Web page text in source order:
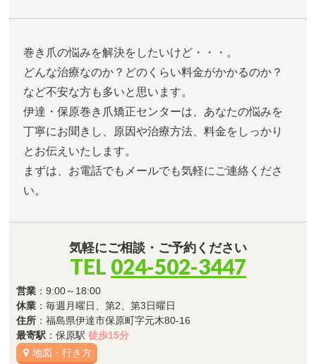
巻き爪の悩みを解決をしたいけど・・・。
どんな治療なのか？どのくらい料金がかかるのか？
など不安な方も多いと思います。
伊達・保原巻き爪矯正センターは、あなたの悩みを
丁寧にお聞きし、原因や治療方法、料金をしっかり
とお伝えいたします。
まずは、お電話でもメールでも気軽にご連絡くださ
い。
気軽にご相談・ご予約ください
TEL 024-502-3447
営業 ：9:00～18:00
休業 ：毎週月曜日、第2、第3日曜日
住所 ：福島県伊達市保原町字元木80-16
最寄駅 ：保原駅徒歩15分
地図・行き方